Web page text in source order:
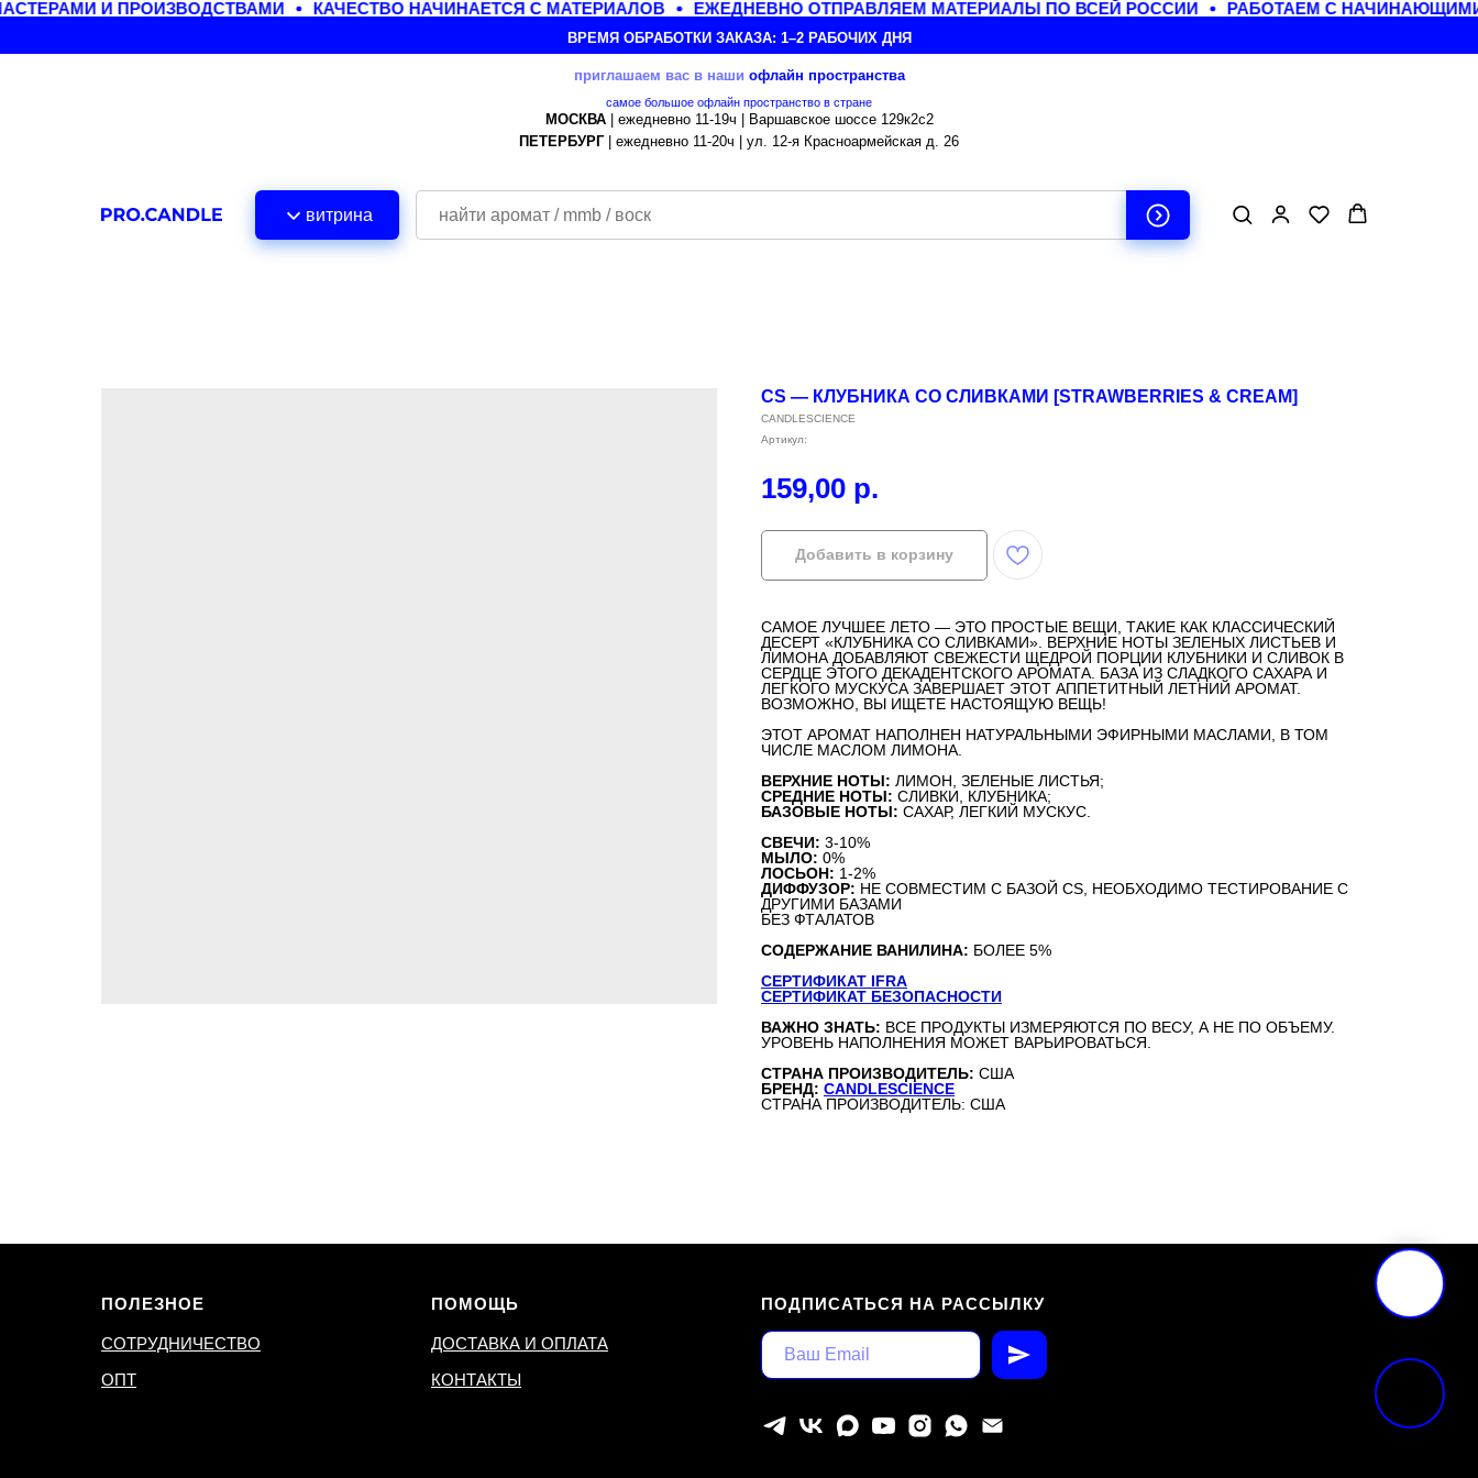
И ПРОИЗВОДСТВАМИ КАЧЕСТВО НАЧИНАЕТСЯ С МАТЕРИАЛОВ ЕЖЕДНЕВНО ОТПРАВЛЯЕМ МАТЕРИАЛЫ ПО ВСЕЙ РОССИИ РАБОТАЕМ С НАЧИНАЮЩИМИ
ВРЕМЯ ОБРАБОТКИ ЗАКАЗА: 1–2 РАБОЧИХ ДНЯ
приглашаем вас в наши офлайн пространства
самое большое офлайн пространство в стране
МОСКВА| ежедневно 11-19ч | Варшавское шоссе 129к2с2
ПЕТЕРБУРГ| ежедневно 11-20ч | ул. 12-я Красноармейская д. 26
витрина
CS — КЛУБНИКА СО СЛИВКАМИ [STRAWBERRIES & CREAM]
CANDLESCIENCE
Артикул:
159,00 р.
Добавить в корзину
САМОЕ ЛУЧШЕЕ ЛЕТО — ЭТО ПРОСТЫЕ ВЕЩИ, ТАКИЕ КАК КЛАССИЧЕСКИЙ
ДЕСЕРТ «КЛУБНИКА СО СЛИВКАМИ». ВЕРХНИЕ НОТЫ ЗЕЛЕНЫХ ЛИСТЬЕВ И
ЛИМОНА ДОБАВЛЯЮТ СВЕЖЕСТИ ЩЕДРОЙ ПОРЦИИ КЛУБНИКИ И СЛИВОК В
СЕРДЦЕ ЭТОГО ДЕКАДЕНТСКОГО АРОМАТА. БАЗА ИЗ СЛАДКОГО САХАРА И
ЛЕГКОГО МУСКУСА ЗАВЕРШАЕТ ЭТОТ АППЕТИТНЫЙ ЛЕТНИЙ АРОМАТ.
ВОЗМОЖНО, ВЫ ИЩЕТЕ НАСТОЯЩУЮ ВЕЩЬ!
ЭТОТ АРОМАТ НАПОЛНЕН НАТУРАЛЬНЫМИ ЭФИРНЫМИ МАСЛАМИ, В ТОМ
ЧИСЛЕ МАСЛОМ ЛИМОНА.
ВЕРХНИЕ НОТЫ: ЛИМОН, ЗЕЛЕНЫЕ ЛИСТЬЯ;
СРЕДНИЕ НОТЫ: СЛИВКИ, КЛУБНИКА;
БАЗОВЫЕ НОТЫ: САХАР, ЛЕГКИЙ МУСКУС.
СВЕЧИ: 3-10%
МЫЛО: 0%
ЛОСЬОН: 1-2%
ДИФФУЗОР: НЕ СОВМЕСТИМ С БАЗОЙ CS, НЕОБХОДИМО ТЕСТИРОВАНИЕ С
ДРУГИМИ БАЗАМИ
БЕЗ ФТАЛАТОВ
СОДЕРЖАНИЕ ВАНИЛИНА: БОЛЕЕ 5%
СЕРТИФИКАТ IFRA
СЕРТИФИКАТ БЕЗОПАСНОСТИ
ВАЖНО ЗНАТЬ: ВСЕ ПРОДУКТЫ ИЗМЕРЯЮТСЯ ПО ВЕСУ, А НЕ ПО ОБЪЕМУ.
УРОВЕНЬ НАПОЛНЕНИЯ МОЖЕТ ВАРЬИРОВАТЬСЯ.
СТРАНА ПРОИЗВОДИТЕЛЬ: США
БРЕНД: CANDLESCIENCE
СТРАНА ПРОИЗВОДИТЕЛЬ: США
ПОЛЕЗНОЕ
СОТРУДНИЧЕСТВО
ОПТ
ПОМОЩЬ
ДОСТАВКА И ОПЛАТА
КОНТАКТЫ
ПОДПИСАТЬСЯ НА РАССЫЛКУ